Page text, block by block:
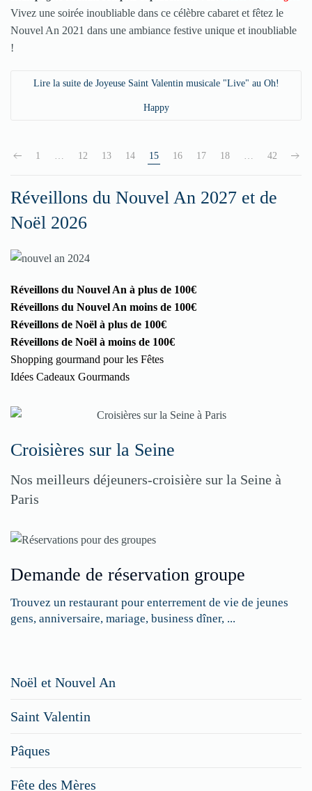
Vivez une soirée inoubliable dans ce célèbre cabaret et fêtez le
Nouvel An 2021 dans une ambiance festive unique et inoubliable
!
Lire la suite de Joyeuse Saint Valentin musicale "Live" au Oh!
Happy
1 12 13 14 15 16 17 18 42
Réveillons du Nouvel An 2027 et de
Noël 2026
Réveillons du Nouvel An à plus de 100€
Réveillons du Nouvel An moins de 100€
Réveillons de Noël à plus de 100€
Réveillons de Noël à moins de 100€
Shopping gourmand pour les Fêtes
Idées Cadeaux Gourmands
Croisières sur la Seine
Nos meilleurs déjeuners-croisière sur la Seine à
Paris
Demande de réservation groupe
Trouvez un restaurant pour enterrement de vie de jeunes
gens, anniversaire, mariage, business dîner, ...
Noël et Nouvel An
Saint Valentin
Pâques
Fête des Mères